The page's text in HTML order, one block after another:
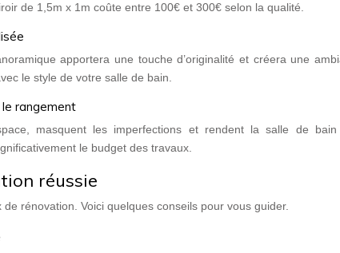
de 1,5m x 1m coûte entre 100€ et 300€ selon la qualité.
apportera une touche d’originalité et créera une
le style de votre salle de bain.
rangement
masquent les imperfections et rendent la salle de
le budget des travaux.
réussie
rénovation. Voici quelques conseils pour vous guider.